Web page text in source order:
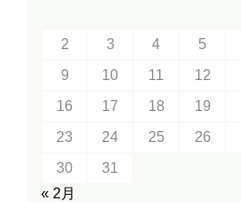
2
3 4 5
9
10 11 12
16
17 18 19
23
24 25 26
30
31
« 2月